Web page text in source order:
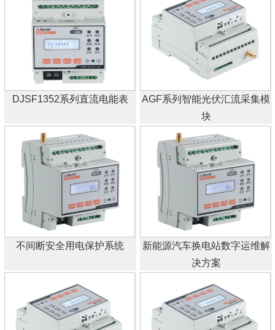
DJSF1352系列直流电能表
AGF系列智能光伏汇流采集模
块
不间断安全用电保护系统
新能源汽车换电站数字运维解
决方案